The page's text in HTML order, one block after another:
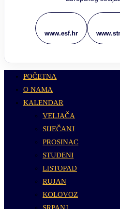
www.esf.hr
POČETNA
O NAMA
KALENDAR
VELJAČA
SIJEČANJ
PROSINAC
STUDENI
LISTOPAD
RUJAN
KOLOVOZ
SRPANJ